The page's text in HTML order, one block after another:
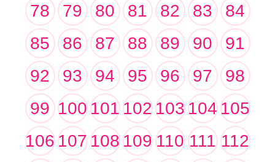
78
79 80 81 82 83
84
85
86 87 88 89 90
91
92
93 94 95 96 97
98
99 100101102103104105
106107108109110 111 112